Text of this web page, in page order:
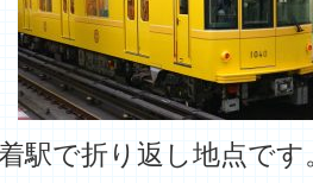
駅で折り返し地点で